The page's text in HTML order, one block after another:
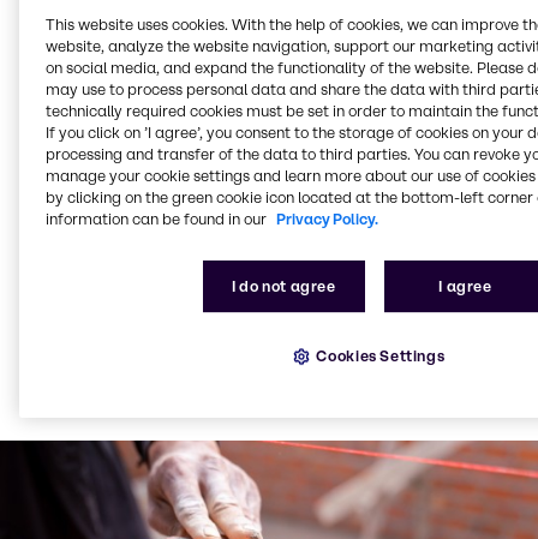
Propiedades del ácido
bórico
El ácido bórico es el ácido oxigenado más simple del
elemento químico boro.
Propiedades del ácido bórico
El ácido bórico es un polvo blanco soluble en agua,
etanol y glicerina. Sus sales se denominan boratos. El
ácido bórico puro forma cristales escamosos,
bórico suele producirse técnicamente haciendo
This website uses cookies. With the help of cookies, we can improve
website, analyze the website navigation, support our marketing
on social media, and expand the functionality of the website. Please
may use to process personal data and share the data with third
technically required cookies must be set in order to maintain the
If you click on ’I agree’, you consent to the storage of cookies on your
processing and transfer of the data to third parties. You can revoke
manage your cookie settings and learn more about our use of cookies
by clicking on the green cookie icon located at the bottom-left corner
information can be found in our Privacy Policy.
I do not agree I agree
Cookies Settings